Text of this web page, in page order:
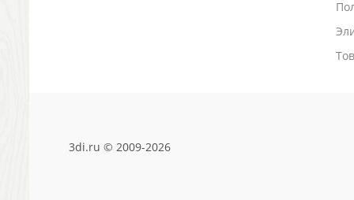
Визитницы настольные
3di.ru © 2009-2026